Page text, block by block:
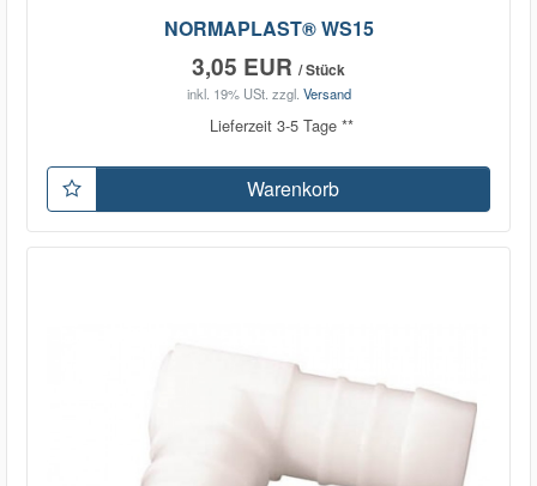
NORMAPLAST® WS15
3,05 EUR / Stück
inkl. 19% USt. zzgl. Versand
Lieferzeit 3-5 Tage **
Warenkorb